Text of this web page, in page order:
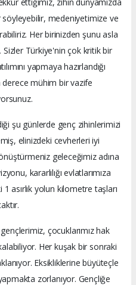
medeniyetimize ve
Her birinizden şunu asla
Sizler Türkiye'nin çok kritik bir
yapmaya hazırlandığı
mühim bir vazife
şu günlerde genç zihinlerimizi
elinizdeki cevherleri iyi
geleceğimiz adına
kararlılığı evlatlarımıza
asırlık yolun kilometre taşları
çocuklarımız hak
Her kuşak bir sonraki
Eksikliklerine büyüteçle
zorlanıyor. Gençliğe